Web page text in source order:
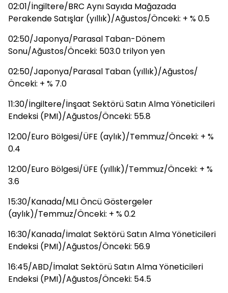
02:01/İngiltere/BRC Aynı Sayıda Mağazada
Perakende Satışlar (yıllık)/Ağustos/Önceki: + % 0.5
02:50/Japonya/Parasal Taban-Dönem
Sonu/Ağustos/Önceki: 503.0 trilyon yen
02:50/Japonya/Parasal Taban (yıllık)/Ağustos/
Önceki: + % 7.0
11:30/İngiltere/İnşaat Sektörü Satın Alma Yöneticileri
Endeksi (PMI)/Ağustos/Önceki: 55.8
12:00/Euro Bölgesi/ÜFE (aylık)/Temmuz/Önceki: + %
0.4
12:00/Euro Bölgesi/ÜFE (yıllık)/Temmuz/Önceki: + %
3.6
15:30/Kanada/MLI Öncü Göstergeler
(aylık)/Temmuz/Önceki: + % 0.2
16:30/Kanada/İmalat Sektörü Satın Alma Yöneticileri
Endeksi (PMI)/Ağustos/Önceki: 56.9
16:45/ABD/İmalat Sektörü Satın Alma Yöneticileri
Endeksi (PMI)/Ağustos/Önceki: 54.5